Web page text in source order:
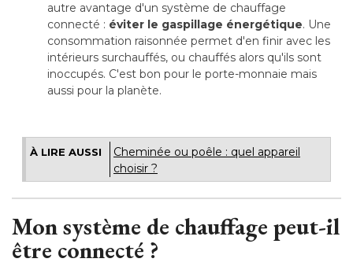
autre avantage d'un système de chauffage
connecté : éviter le gaspillage énergétique. Une
consommation raisonnée permet d'en finir avec les
intérieurs surchauffés, ou chauffés alors qu'ils sont
inoccupés. C'est bon pour le porte-monnaie mais
aussi pour la planète.
À LIRE AUSSI
Cheminée ou poêle : quel appareil
choisir ?
Mon système de chauffage peut-il
être connecté ?